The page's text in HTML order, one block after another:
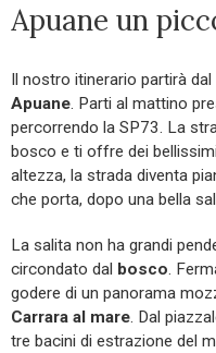
Apuane un
Il nostro itinerario partirà dal
Apuane. Parti al mattino
percorrendo la SP73. La
bosco e ti offre dei
altezza, la strada diventa
che porta, dopo una bella
La salita non ha grandi
circondato dal bosco.
godere di un panorama
Carrara al mare. Dal
tre bacini di estrazione del